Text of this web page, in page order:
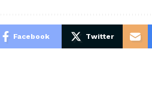
Facebook Twitter